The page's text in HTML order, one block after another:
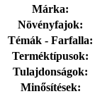
Márka:
Növényfajok:
Témák - Farfalla:
Terméktípusok:
Tulajdonságok:
Minősítések: